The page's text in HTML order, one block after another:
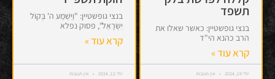
תשפד
בנצי גופשטיין: כאשר שאלו את
הרב כהנא הי"ד
קרא עוד »
יולי 19, 2024 אין תגובות
בנצי גופשטיין: "וַיִּשְׁמַע ה' בְּקוֹל
יִשְׂרָאֵל", פסוק נפלא
קרא עוד »
יולי 12, 2024 אין תגובות